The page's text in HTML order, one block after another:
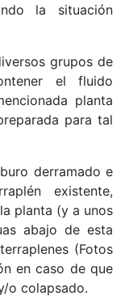
la situación
grupos de
el fluido
planta
para tal
derramado e
existente,
planta (y a unos
abajo de esta
(Fotos
en caso de que
o colapsado.